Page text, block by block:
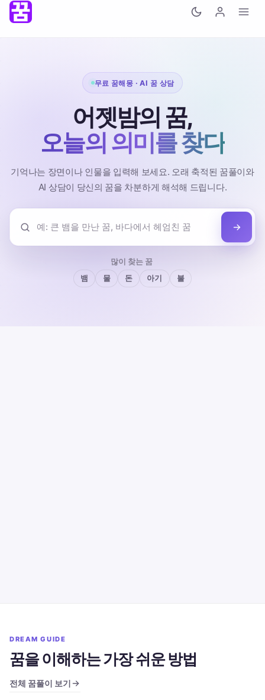
무료 꿈해몽 · AI 꿈 상담
어젯밤의 꿈,
오늘의 의미를 찾다
기억나는 장면이나 인물을 입력해 보세요. 오래 축적된 꿈풀이와
AI 상담이 당신의 꿈을 차분하게 해석해 드립니다.
많이 찾는 꿈
뱀
물 돈 아기 불
DREAM GUIDE
꿈을 이해하는 가장 쉬운 방법
전체 꿈풀이 보기